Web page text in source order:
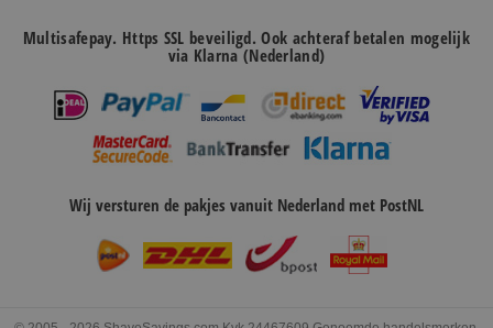
Multisafepay. Https SSL beveiligd. Ook achteraf betalen mogelijk
via Klarna (Nederland)
Wij versturen de pakjes vanuit Nederland met PostNL